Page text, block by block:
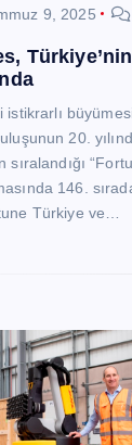
9, 2025
istikrarlı
20.
146.
Türkiye ve…